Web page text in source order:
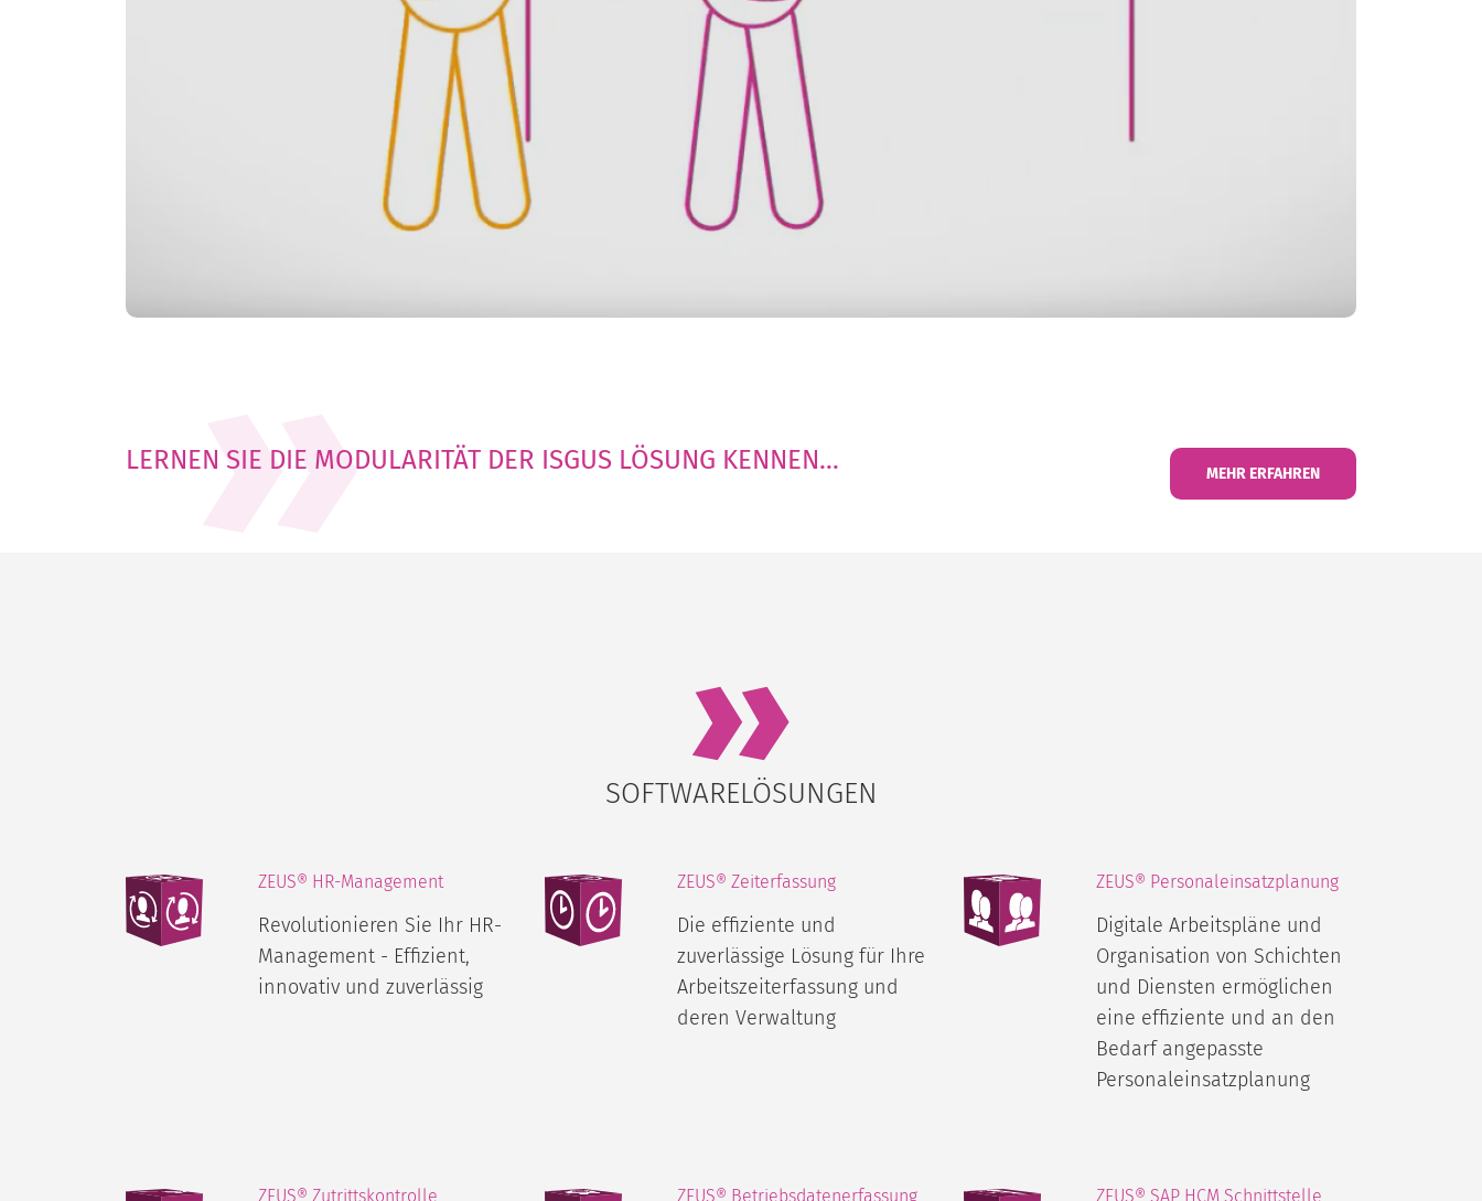
LERNEN SIE DIE MODULARITÄT DER ISGUS LÖSUNG KENNEN... MEHR ERFAHREN
SOFTWARELÖSUNGEN
ZEUS® HR-Management
Revolutionieren Sie Ihr HR-
Management - Effizient,
innovativ und zuverlässig
ZEUS® Zeiterfassung
Die effiziente und
zuverlässige Lösung für Ihre
Arbeitszeiterfassung und
deren Verwaltung
ZEUS® Personaleinsatzplanung
Digitale Arbeitspläne und
Organisation von Schichten
und Diensten ermöglichen
eine effiziente und an den
Bedarf angepasste
Personaleinsatzplanung
ZEUS® Zutrittskontrolle ZEUS® Betriebsdatenerfassung ZEUS® SAP HCM Schnittstelle